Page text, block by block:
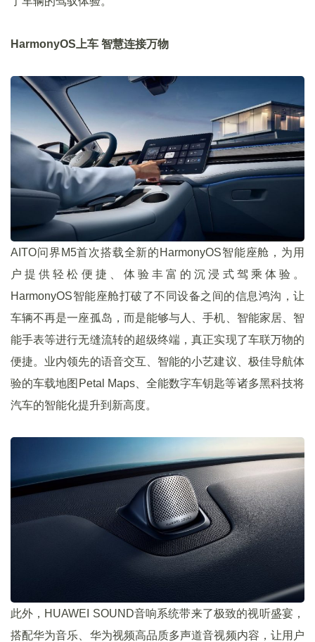
HarmonyOS上车 智慧连接万物
AITO问界M5首次搭载全新的HarmonyOS智能座舱，为用
户提供轻松便捷、体验丰富的沉浸式驾乘体验。
HarmonyOS智能座舱打破了不同设备之间的信息鸿沟，让
车辆不再是一座孤岛，而是能够与人、手机、智能家居、智
能手表等进行无缝流转的超级终端，真正实现了车联万物的
便捷。业内领先的语音交互、智能的小艺建议、极佳导航体
验的车载地图Petal Maps、全能数字车钥匙等诸多黑科技将
汽车的智能化提升到新高度。
此外，HUAWEI SOUND音响系统带来了极致的视听盛宴，
搭配华为音乐、华为视频高品质多声道音视频内容，让用户